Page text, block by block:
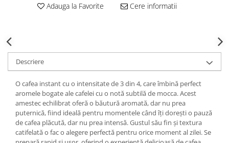
Adauga la Favorite Cere informatii
Descriere
O cafea instant cu o intensitate de 3 din 4, care îmbină perfect
aromele bogate ale cafelei cu o notă subtilă de mocca. Acest
amestec echilibrat oferă o băutură aromată, dar nu prea
puternică, fiind ideală pentru momentele când îți dorești o pauză
de cafea plăcută, dar nu prea intensă. Gustul său fin și textura
catifelată o fac o alegere perfectă pentru orice moment al zilei. Se